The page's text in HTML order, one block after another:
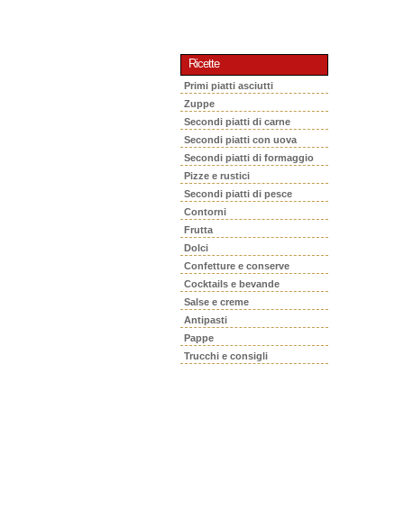
Ricette
Primi piatti asciutti
Zuppe
Secondi piatti di carne
Secondi piatti con uova
Secondi piatti di formaggio
Pizze e rustici
Secondi piatti di pesce
Contorni
Frutta
Dolci
Confetture e conserve
Cocktails e bevande
Salse e creme
Antipasti
Pappe
Trucchi e consigli